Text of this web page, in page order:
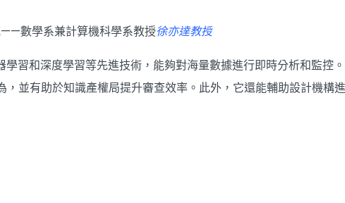
數學系兼計算機科學系教授徐亦達教授
習和深度學習等先進技術，能夠對海量數據進行即時分析和監控
並有助於知識產權局提升審查效率。此外，它還能輔助設計機構